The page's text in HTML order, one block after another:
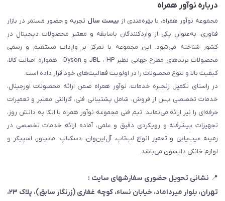
درباره نوآور همراه
مجموعه نوآور همراه، با بهره‌مندی از بیست سال تجربه و حضور مستمر در بازار
فناوری، به‌عنوان یکی از واردکنندگان باسابقه و معتبر محصولات دیجیتال در
کشور شناخته می‌شود. این مجموعه با تمرکز بر واردات مستقیم و رسمی
محصولات برندهای مطرح جهانی نظیر JBL ، HP و Dyson ، همواره اصالت کالا،
کیفیت بالا و تنوع محصولات را در اولویت فعالیت‌های خود قرار داده است.
در راستای تکمیل زنجیره خدمات، نوآور همراه ضمن ارائه محصولات اورجینال،
خدمات تخصصی پس از فروش، شامل پشتیبانی فنی، گارانتی معتبر و تعمیرات
حرفه‌ای را نیز ارائه می‌نماید. تیم فنی مجموعه نوآور همراه با اتکا به دانش روز،
تجهیزات پیشرفته و رویکردی دقیق و علمی، آماده ارائه خدمات تخصصی در
زمینه عیب‌یابی و تعمیر انواع لپ‌تاپ، آل‌این‌وان، دسکتاپ، مانیتور، اسپیکر و
لوازم خانگی دایسون می‌باشد.
📍 نشانی تحویل حضوری سفارشهای سایت :
تهران، بلوار میرداماد، خیابان نساء، کوچه غفاری (زرنگار سابق)
، پلاک ۲۳،